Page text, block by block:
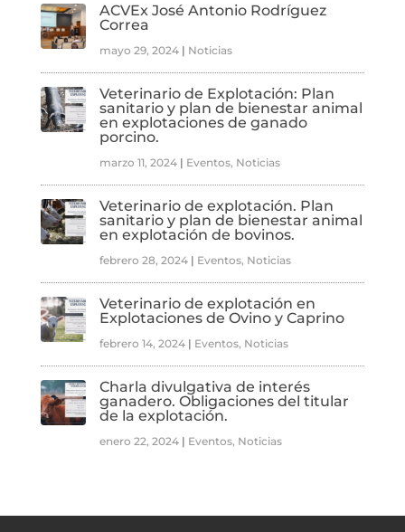
ACVEx José Antonio Rodríguez
Correa
mayo 29, 2024| Noticias
Veterinario de Explotación: Plan
sanitario y plan de bienestar animal
en explotaciones de ganado
porcino.
marzo 11, 2024| Eventos, Noticias
Veterinario de explotación. Plan
sanitario y plan de bienestar animal
en explotación de bovinos.
febrero 28, 2024| Eventos, Noticias
Veterinario de explotación en
Explotaciones de Ovino y Caprino
febrero 14, 2024| Eventos, Noticias
Charla divulgativa de interés
ganadero. Obligaciones del titular
de la explotación.
enero 22, 2024| Eventos, Noticias